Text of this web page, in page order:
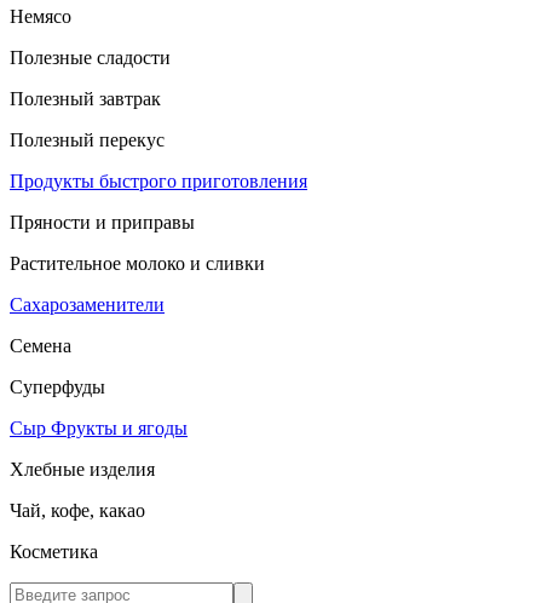
Немясо
Полезные сладости
Полезный завтрак
Полезный перекус
Продукты быстрого приготовления
Пряности и приправы
Растительное молоко и сливки
Сахарозаменители
Семена
Суперфуды
Сыр Фрукты и ягоды
Хлебные изделия
Чай, кофе, какао
Косметика